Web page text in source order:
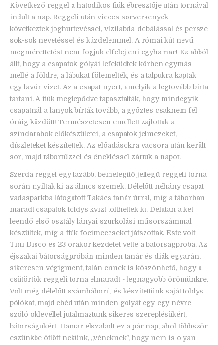
Következő reggel a hatodikos fiúk ébresztője után tornával
indult a nap. Reggeli után vicces sorversenyek
következtek joghurtevéssel, vízilabda-dobálással és persze
sok-sok nevetéssel és küzdelemmel. A római kút nevű
megmérettetést nem fogjuk elfelejteni egyhamar! Ez abból
állt, hogy a csapatok gólyái lefeküdtek körben egymás
mellé a földre, a lábukat fölemelték, és a talpukra kaptak
egy lavór vizet. Az a csapat nyert, amelyik a legtovább bírta
tartani. A fiúk meglepődve tapasztalták, hogy mindegyik
csapatnál a lányok bírták tovább, a győztes csaknem fél
óráig küzdött! Természetesen emellett zajlottak a
színdarabok előkészületei, a csapatok jelmezeket,
díszleteket készítettek. Az előadásokra vacsora után került
sor, majd tábortűzzel és énekléssel zártuk a napot.
Szerda reggel egy lazább, bemelegítő jellegű reggeli torna
során nyíltak ki az álmos szemek. Délelőtt néhány csapat
vadasparkba látogatott Takács tanár úrral, míg a táborban
maradt csapatok toldys kvízt tölthettek ki. Délután a két
leendő első osztály lányai szurkolási műsorszámmal
készültek, míg a fiúk focimeccseket játszottak. Este volt
Tini Disco és 23 órakor kezdetét vette a bátorságpróba. Az
éjszakai bátorságpróbán minden tanár és diák egyaránt
sikeresen végigment, talán ennek is köszönhető, hogy a
csütörtök reggeli torna elmaradt - legnagyobb örömünkre.
Volt még délelőtt számháború, és készítettünk saját toldys
pólókat, majd ebéd után minden gólyát egy-egy névre
szóló oklevéllel jutalmaztunk sikeres szereplésükért,
bátorságukért. Hamar elszaladt ez a pár nap, ahol többször
eszünkbe ötlött nekünk, „véneknek”, hogy nem is olyan